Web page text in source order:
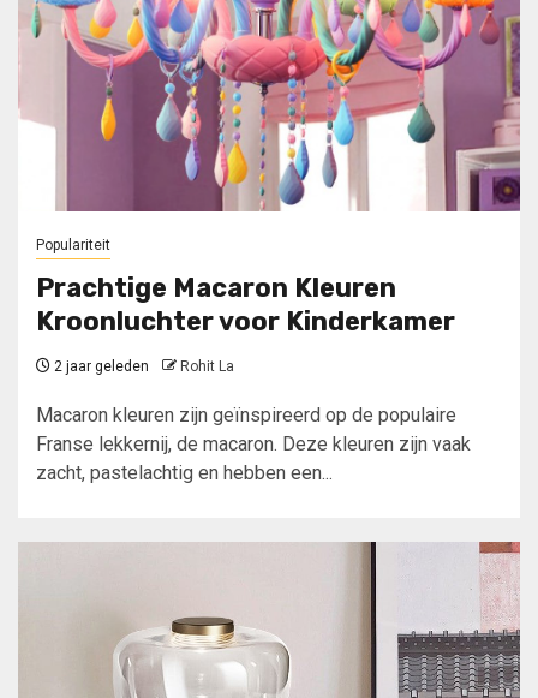
Populariteit
Prachtige Macaron Kleuren
Kroonluchter voor Kinderkamer
2 jaar geleden Rohit La
Macaron kleuren zijn geïnspireerd op de populaire
Franse lekkernij, de macaron. Deze kleuren zijn vaak
zacht, pastelachtig en hebben een...